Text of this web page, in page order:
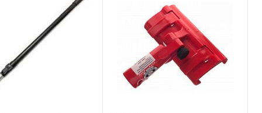
К сравнению
Купить в 1 клик
К сравнению
В избранное
Под заказ